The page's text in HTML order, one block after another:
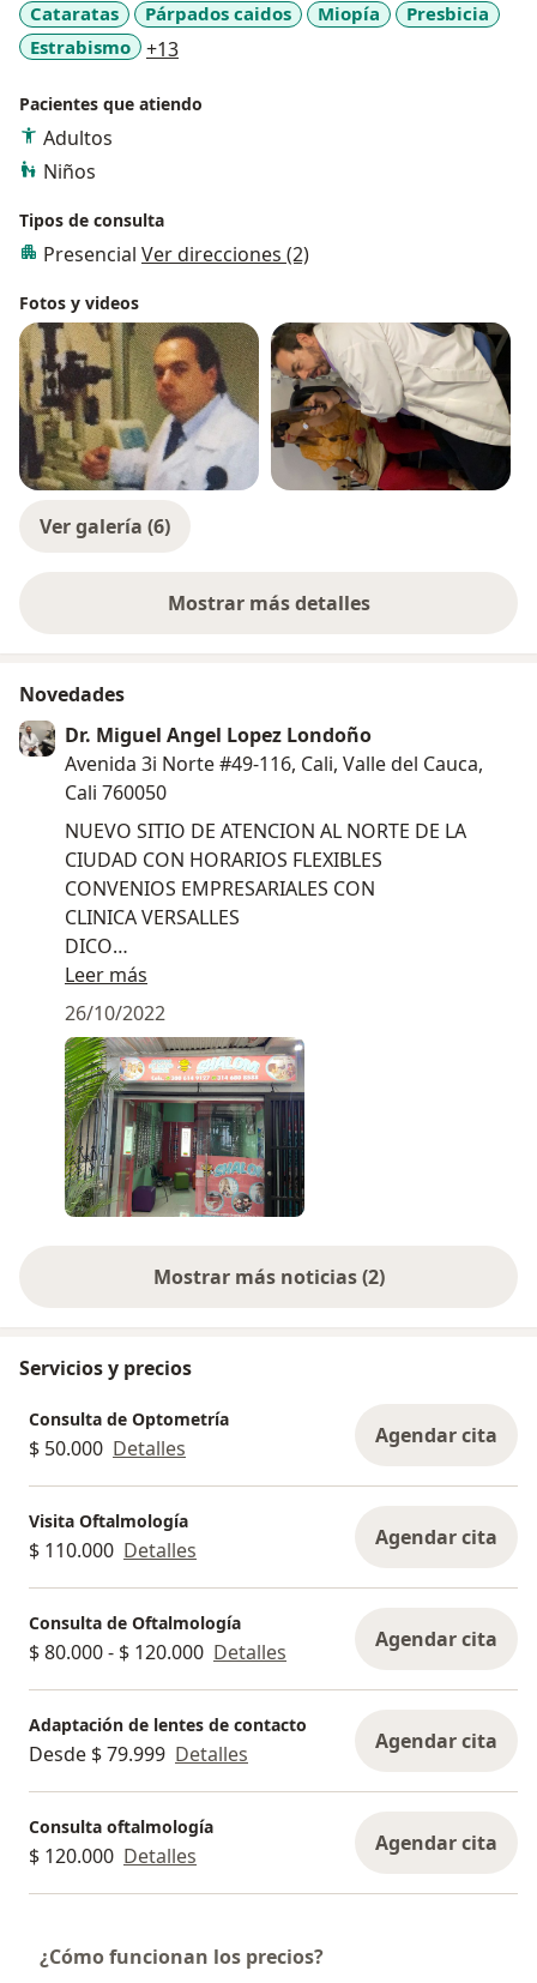
Cataratas Párpados caidos Miopía
Presbicia
Estrabismo
+13a11y_sr_more_diseases
Pacientes que atiendo
Adultos
Niños
Tipos de consulta
Presencial Ver direcciones (2)
Fotos y videos
Ver galería (6)
Mostrar más detalles
sobre la experiencia
Novedades
Dr. Miguel Angel Lopez Londoño
Avenida 3i Norte #49-116, Cali, Valle del Cauca,
Cali 760050
NUEVO SITIO DE ATENCION AL NORTE DE LA
CIUDAD CON HORARIOS FLEXIBLES
CONVENIOS EMPRESARIALES CON
CLINICA VERSALLES
DICO
RESTAURANTE TORTELLY
Leer más
26/10/2022
Mostrar más noticias (2)
Servicios y precios
Consulta de Optometría
$ 50.000 Detalles Agendar cita
Visita Oftalmología
$ 110.000 Detalles Agendar cita
Consulta de Oftalmología
$ 80.000 - $ 120.000 Detalles Agendar cita
Adaptación de lentes de contacto
Desde $ 79.999 Detalles Agendar cita
Consulta oftalmología
$ 120.000 Detalles Agendar cita
¿Cómo funcionan los precios?